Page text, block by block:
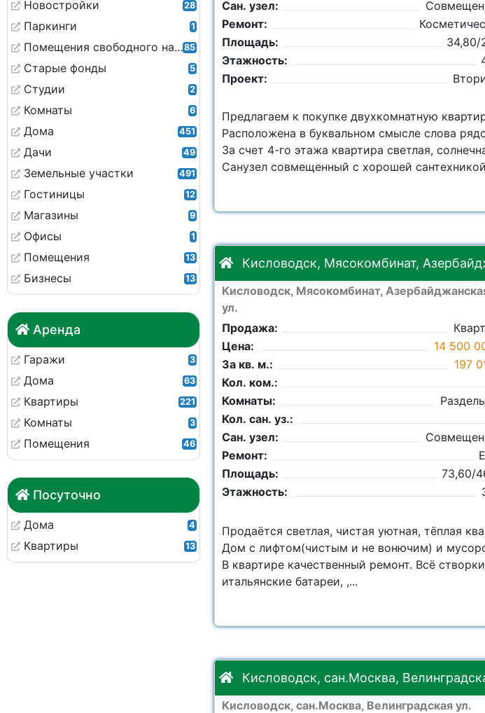
Новостройки 28
Паркинги 1
Помещения свободного назначения85
Старые фонды 5
Студии 2
Комнаты 6
Дома 451
Дачи 49
Земельные участки 491
Гостиницы 12
Магазины 9
Офисы 1
Помещения 13
Бизнесы 13
Аренда
Гаражи 3
Дома 63
Квартиры 221
Комнаты 3
Помещения 46
Посуточно
Дома 4
Квартиры 13
Сан. узел:
Ремонт:
Площадь:
34,80/
Этажность:
Проект:
Предлагаем к покупке двухкомнатную
Расположена в буквальном смысле слова
За счет 4-го этажа квартира светлая,
Санузел совмещенный с хорошей
Кисловодск, Мясокомбинат,
Кисловодск, Мясокомбинат,
ул.
Продажа:
Цена:
14 500
За кв. м.:
197
Кол. ком.:
Комнаты:
Кол. сан. уз.:
Сан. узел:
Ремонт:
Площадь:
73,60/
Этажность:
Продаётся светлая, чистая уютная, тёплая
Дом с лифтом(чистым и не вонючим) и
В квартире качественный ремонт. Всё
итальянские батареи, ,...
Кисловодск, сан.Москва,
Кисловодск, сан.Москва, Велинградская ул.